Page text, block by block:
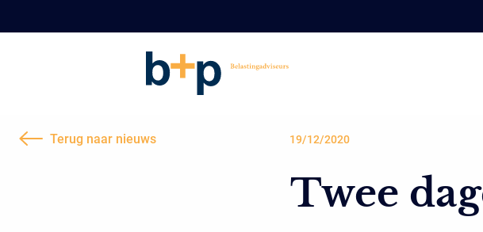
Terug naar nieuws 19/12/2020
Twee